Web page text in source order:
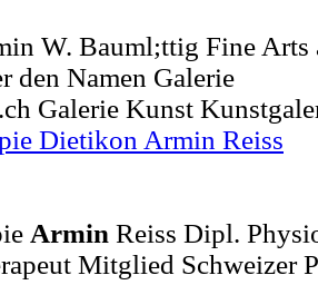
W. Bauml;ttig Fine Arts
den Namen Galerie
Galerie Kunst
Dietikon Armin Reiss
Armin Reiss Dipl.
Mitglied Schweizer